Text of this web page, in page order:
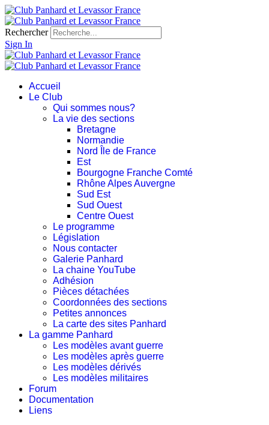
Rechercher
Sign In
Accueil
Le Club
Qui sommes nous?
La vie des sections
Bretagne
Normandie
Nord Île de France
Est
Bourgogne Franche Comté
Rhône Alpes Auvergne
Sud Est
Sud Ouest
Centre Ouest
Le programme
Législation
Nous contacter
Galerie Panhard
La chaine YouTube
Adhésion
Pièces détachées
Coordonnées des sections
Petites annonces
La carte des sites Panhard
La gamme Panhard
Les modèles avant guerre
Les modèles après guerre
Les modèles dérivés
Les modèles militaires
Forum
Documentation
Liens